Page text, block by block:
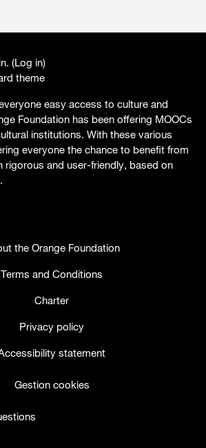
(Log in)
theme
easy access to culture and
Foundation has been offering MOOCs
institutions. With these various
everyone the chance to benefit from
rigorous and user-friendly, based on
the Orange Foundation
Terms and Conditions
Charter
Privacy policy
statement
Gestion cookies